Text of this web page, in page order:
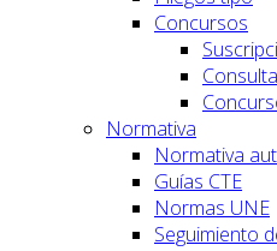
Concursos
Normativa
Normativa
Guías CTE
Normas UNE
Seguimiento